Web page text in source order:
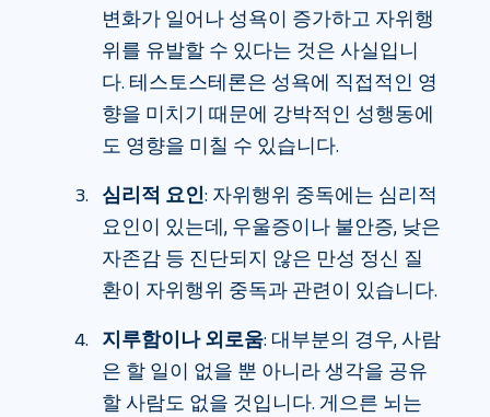
변화가 일어나 성욕이 증가하고 자위행
위를 유발할 수 있다는 것은 사실입니
다. 테스토스테론은 성욕에 직접적인 영
향을 미치기 때문에 강박적인 성행동에
도 영향을 미칠 수 있습니다.
심리적 요인: 자위행위 중독에는 심리적
요인이 있는데, 우울증이나 불안증, 낮은
자존감 등 진단되지 않은 만성 정신 질
환이 자위행위 중독과 관련이 있습니다.
지루함이나 외로움: 대부분의 경우, 사람
은 할 일이 없을 뿐 아니라 생각을 공유
할 사람도 없을 것입니다. 게으른 뇌는